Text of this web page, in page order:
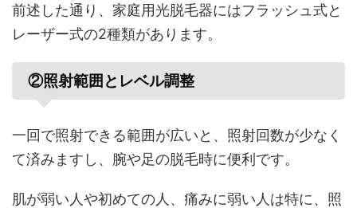
前述した通り、家庭用光脱毛器にはフラッシュ式と
レーザー式の2種類があります。
②照射範囲とレベル調整
一回で照射できる範囲が広いと、照射回数が少なく
て済みますし、腕や足の脱毛時に便利です。
肌が弱い人や初めての人、痛みに弱い人は特に、照